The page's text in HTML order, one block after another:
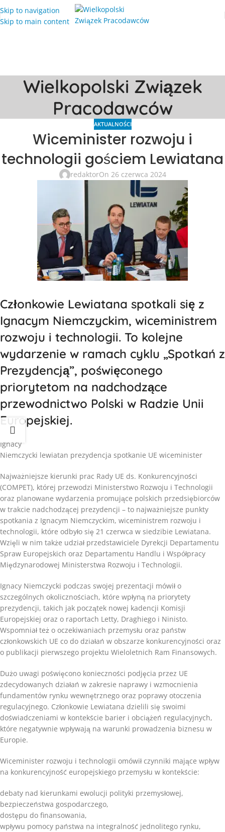
Skip to navigation
Skip to main content
Wielkopolski Związek
Pracodawców
AKTUALNOŚCI
Wiceminister rozwoju i
technologii gościem Lewiatana
redaktorOn 26 czerwca 2024
Członkowie Lewiatana spotkali się z
Ignacym Niemczyckim, wiceministrem
rozwoju i technologii. To kolejne
wydarzenie w ramach cyklu „Spotkań z
Prezydencją”, poświęconego
priorytetom na nadchodzące
przewodnictwo Polski w Radzie Unii
Europejskiej.
Ignacy
Niemczycki lewiatan prezydencja spotkanie UE wiceminister
Najważniejsze kierunki prac Rady UE ds. Konkurencyjności
(COMPET), której przewodzi Ministerstwo Rozwoju i Technologii
oraz planowane wydarzenia promujące polskich przedsiębiorców
w trakcie nadchodzącej prezydencji – to najważniejsze punkty
spotkania z Ignacym Niemczyckim, wiceministrem rozwoju i
technologii, które odbyło się 21 czerwca w siedzibie Lewiatana.
Wzięli w nim także udział przedstawiciele Dyrekcji Departamentu
Spraw Europejskich oraz Departamentu Handlu i Współpracy
Międzynarodowej Ministerstwa Rozwoju i Technologii.
Ignacy Niemczycki podczas swojej prezentacji mówił o
szczególnych okolicznościach, które wpłyną na priorytety
prezydencji, takich jak początek nowej kadencji Komisji
Europejskiej oraz o raportach Letty, Draghiego i Ninisto.
Wspomniał też o oczekiwaniach przemysłu oraz państw
członkowskich UE co do działań w obszarze konkurencyjności oraz
o publikacji pierwszego projektu Wieloletnich Ram Finansowych.
Dużo uwagi poświęcono konieczności podjęcia przez UE
zdecydowanych działań w zakresie naprawy i wzmocnienia
fundamentów rynku wewnętrznego oraz poprawy otoczenia
regulacyjnego. Członkowie Lewiatana dzielili się swoimi
doświadczeniami w kontekście barier i obciążeń regulacyjnych,
które negatywnie wpływają na warunki prowadzenia biznesu w
Europie.
Wiceminister rozwoju i technologii omówił czynniki mające wpływ
na konkurencyjność europejskiego przemysłu w kontekście:
debaty nad kierunkami ewolucji polityki przemysłowej,
bezpieczeństwa gospodarczego,
dostępu do finansowania,
wpływu pomocy państwa na integralność jednolitego rynku,